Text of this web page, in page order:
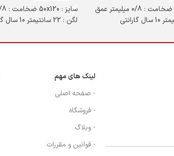
سایز : 50x100 ضخامت : 0/8 میلیمتر عمق
لگن : 22 سانتیمتر 10 سال گارانتی
لینک های مهم
- صفحه اصلی
- فروشگاه
- وبلاگ
- قوانین و مقررات